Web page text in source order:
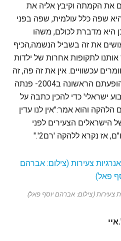
את הקמתה וקיבץ אליה את
שפה כלל עולמית, שפה בפני
היא מדברת לכולם, משהו
את זה בשביל הנשמה,הכיף
לתקופות אחרות של ילדות
עכשוויים. אין את זה פה, זה
חסר לנו כאן". זיו נזכר איך בהופעתם הראשונה ב2004- פנתה
ישראלי' כדי להכין כתבה על
והוא אמר:"אין לנו עדין
הצעירים לפני
צעירות (צילום: אברהם יוסף פאל)